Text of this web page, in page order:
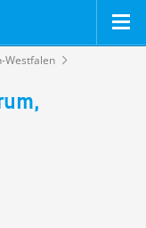
Westfalen